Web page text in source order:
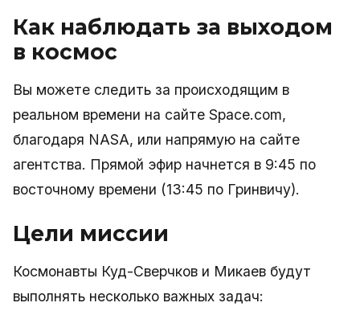
Как наблюдать за выходом
в космос
Вы можете следить за происходящим в
реальном времени на сайте Space.com,
благодаря NASA, или напрямую на сайте
агентства. Прямой эфир начнется в 9:45 по
восточному времени (13:45 по Гринвичу).
Цели миссии
Космонавты Куд-Сверчков и Микаев будут
выполнять несколько важных задач: